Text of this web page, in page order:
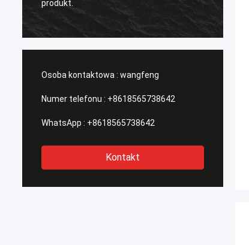
produkt.
Osoba kontaktowa : wangfeng
Numer telefonu : +8618565738642
WhatsApp : +8618565738642
Kontakt